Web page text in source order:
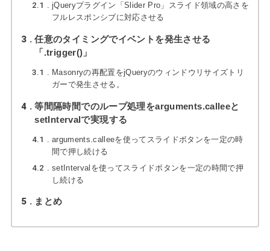
2.1
jQueryプラグイン「Slider Pro」スライド領域の高さを
フルレスポンシブに対応させる
3
任意のタイミングでイベントを発生させる
「.trigger()」
3.1
Masonryの再配置をjQueryのウィンドウリサイズトリ
ガーで発生させる。
4
等間隔時間でのループ処理をarguments.calleeと
setIntervalで実現する
4.1
arguments.calleeを使ってスライドボタンを一定の時
間で押し続ける
4.2
setIntervalを使ってスライドボタンを一定の時間で押
し続ける
5 まとめ